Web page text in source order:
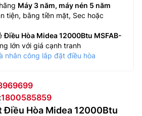
Máy 3 năm, máy nén 5 năm
tiện, bằng tiền mặt, Sec hoặc
Điều Hòa Midea 12000Btu MSFAB-
lớn với giá cạnh tranh
nhân công lắp đặt điều hòa
1800585859
Điều Hòa Midea 12000Btu